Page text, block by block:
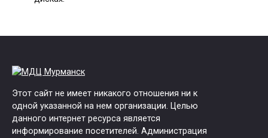
Этот сайт не имеет никакого отношения ни к
одной указанной на нем организации. Целью
данного интернет ресурса является
информирование посетителей. Администрация